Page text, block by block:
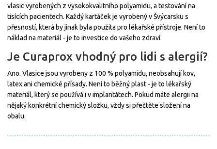
vlasic vyrobených z vysokokvalitního polyamidu, a testování na
tisících pacientech. Každý kartáček je vyrobený v Švýcarsku s
přesností, která by jinak byla použita pro lékařské přístroje. Není to
náklad na materiál - je to investice do vašeho zdraví.
Je Curaprox vhodný pro lidi s alergií?
Ano. Vlasice jsou vyrobeny z 100 % polyamidu, neobsahují kov,
latex ani chemické přísady. Není to běžný plast - je to lékařský
materiál, který se používá i v implantátech. Pokud máte alergii na
nějaký konkrétní chemický složku, vždy si přečtěte složení na
obalu.